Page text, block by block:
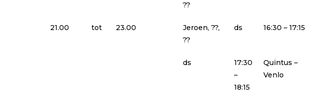
??
21.00 tot 23.00
Jeroen, ??,
??
ds 16:30 – 17:15
ds
17:30
–
18:15
Quintus –
Venlo